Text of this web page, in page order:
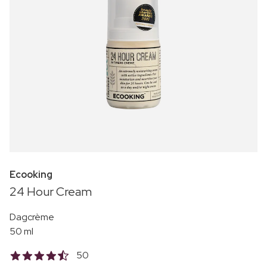
Ecooking
24 Hour Cream
Dagcrème
50 ml
50